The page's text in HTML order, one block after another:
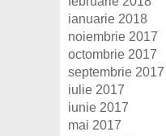
ianuarie 2018
noiembrie 2017
octombrie 2017
septembrie 2017
iulie 2017
iunie 2017
mai 2017